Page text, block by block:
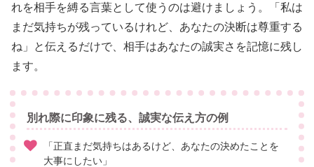
れを相手を縛る言葉として使うのは避けましょう。「私は
まだ気持ちが残っているけれど、あなたの決断は尊重する
ね」と伝えるだけで、相手はあなたの誠実さを記憶に残し
ます。
別れ際に印象に残る、誠実な伝え方の例
「正直まだ気持ちはあるけど、あなたの決めたことを
大事にしたい」